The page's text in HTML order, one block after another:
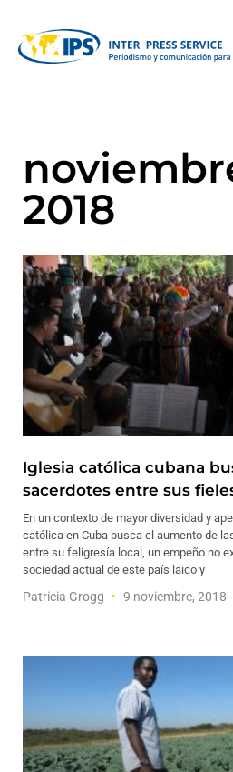
2018
Iglesia católica cubana
sacerdotes entre sus
En un contexto de mayor diversidad y
católica en Cuba busca el aumento de
entre su feligresía local, un empeño no
sociedad actual de este país laico y
Patricia Grogg 9 noviembre, 2018